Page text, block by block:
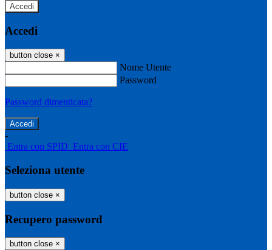
Accedi
Accedi
button close ×
Nome Utente
Password
Password dimenticata?
-
Entra con SPID Entra con CIE
Seleziona utente
button close ×
Recupero password
button close ×